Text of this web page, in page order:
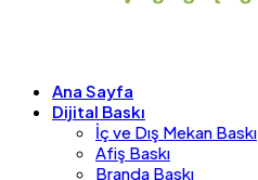
Ana Sayfa
Dijital Baskı
İç ve Dış Mekan Baskı
Afiş Baskı
Branda Baskı